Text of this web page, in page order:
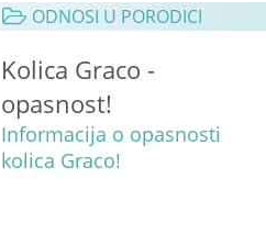
ODNOSI U PORODICI
Kolica Graco -
opasnost!
Informacija o opasnosti
kolica Graco!